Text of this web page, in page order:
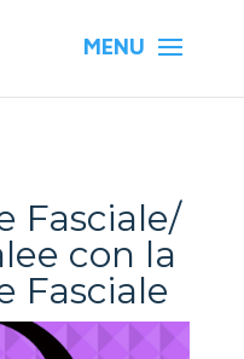
Fasciale/
con la
Fasciale